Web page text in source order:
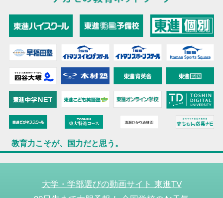
教育力こそが、国力だと思う。
大学・学部選びの動画サイト 東進TV